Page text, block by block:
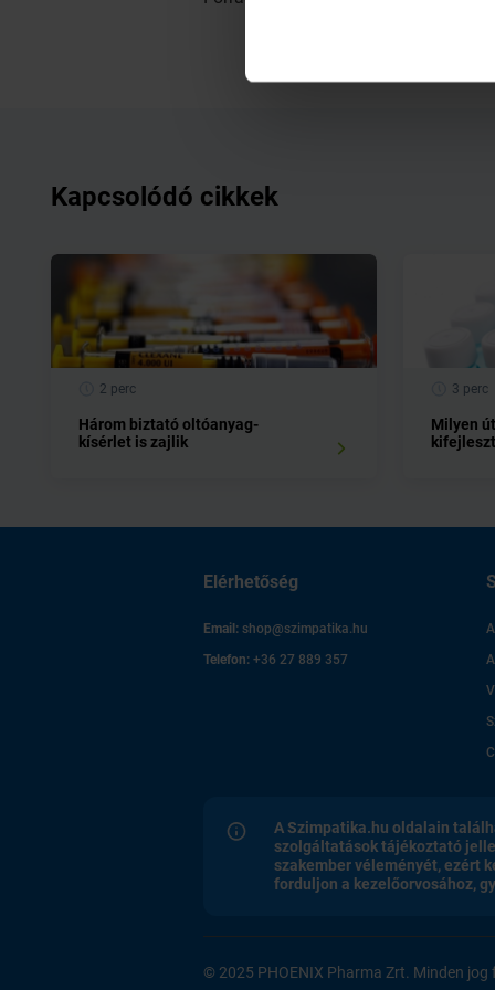
Kapcsolódó cikkek
2 perc
Három biztató oltóanyag-
kísérlet is zajlik
3 perc
Milyen
Elérhetőség
Email: shop@szimpatika.hu
Telefon: +36 27 889 357
A Szimpatika.hu oldalain
szolgáltatások tájékoztató
szakember véleményét, ezért
forduljon a kezelőorvosához,
© 2025 PHOENIX Pharma Zrt. Minden